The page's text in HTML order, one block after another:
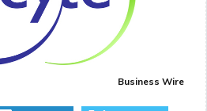
Business Wire